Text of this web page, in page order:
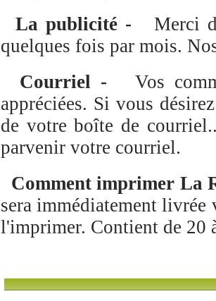
La publicité - Merci
quelques fois par mois.
Courriel - Vos
appréciées. Si vous
de votre boîte de
parvenir votre courriel.
Comment imprimer La
sera immédiatement
l'imprimer. Contient de 20